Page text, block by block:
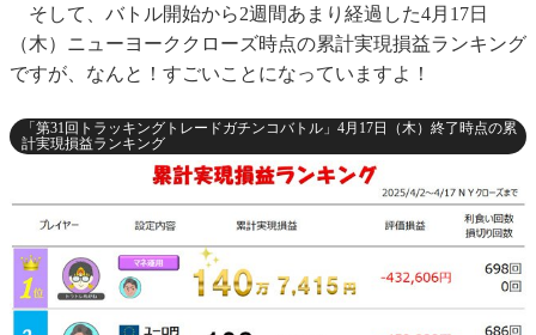
そして、バトル開始から2週間あまり経過した4月17日
（木）ニューヨーククローズ時点の累計実現損益ランキング
ですが、なんと！すごいことになっていますよ！
「第31回トラッキングトレードガチンコバトル」4月17日（木）終了時点の累
計実現損益ランキング